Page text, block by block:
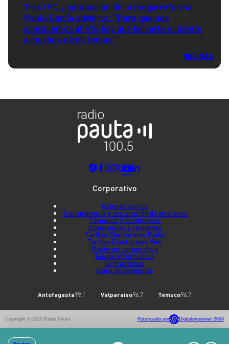
Tras IPC y aprobación de la megarreforma,
Pablo García advierte: "Para que nos
acerquemos al 4%, hay que hincarle el diente
a muchos otros temas"
VER MÁS
Corporativo
Quienes somos
Transparencia y declaración de intereses
Términos y condiciones
Sugerencias y reclamos
Tarifas Electorales Radio
Tarifas Electorales Web
Gobierno corporativo
Equipo informativo
Contáctenos
Canal de denuncias
Antofagasta99.1 Valparaíso96.7 Temuco96.7
Copyright © 2022 Radio Pauta Potenciado por Digitalproserver 2024